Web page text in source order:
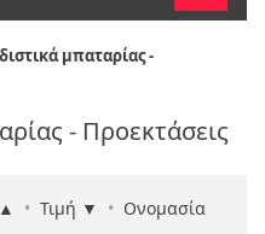
nav
μπαταρίας -
- Προεκτάσεις
• Τιμή ▼ • Ονομασία